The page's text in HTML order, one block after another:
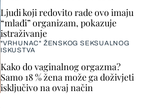
Ljudi koji redovito rade ovo imaju
“mlađi” organizam, pokazuje
istraživanje
"VRHUNAC" ŽENSKOG SEKSUALNOG
ISKUSTVA
Kako do vaginalnog orgazma?
Samo 18 % žena može ga doživjeti
isključivo na ovaj način